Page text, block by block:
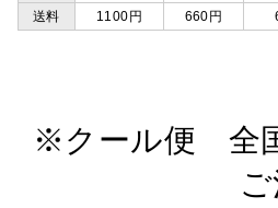
送料
1100円 660円
※クール便 全